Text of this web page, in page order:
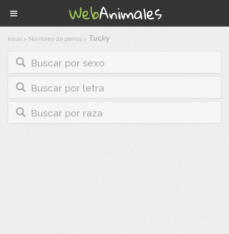
Inicio > Nombres de perros > Tucky
Buscar por sexo
Buscar por letra
Buscar por raza